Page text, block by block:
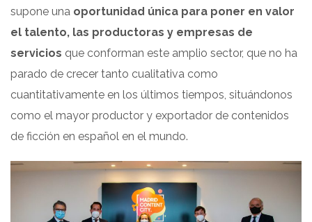
supone una oportunidad única para poner en valor
el talento, las productoras y empresas de
servicios que conforman este amplio sector, que no ha
parado de crecer tanto cualitativa como
cuantitativamente en los últimos tiempos, situándonos
como el mayor productor y exportador de contenidos
de ficción en español en el mundo.